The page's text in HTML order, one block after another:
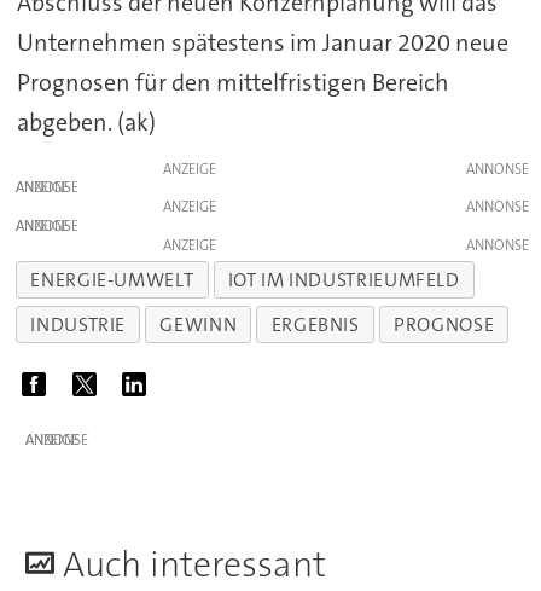
Unternehmen spätestens im Januar 2020 neue
Prognosen für den mittelfristigen Bereich
abgeben. (ak)
ANZEIGE
ANZEIGE
ANZEIGE
ANZEIGE
ANZEIGE
ENERGIE-UMWELT
IOT IM INDUSTRIEUMFELD
INDUSTRIE
GEWINN ERGEBNIS PROGNOSE
ANZEIGE
Auch interessant